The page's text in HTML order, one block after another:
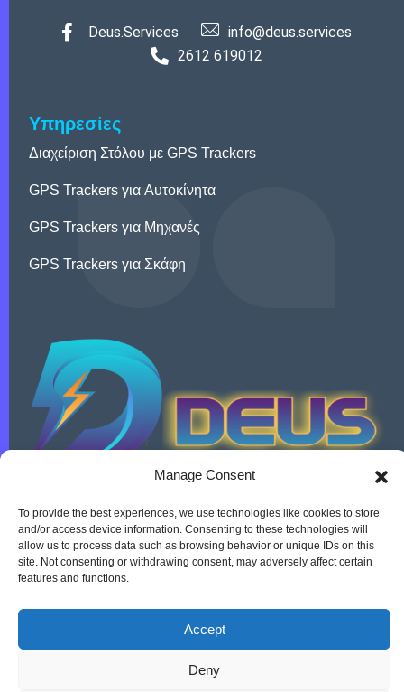
Manage Consent
To provide the best experiences, we use technologies like cookies to store
and/or access device information. Consenting to these technologies will
allow us to process data such as browsing behavior or unique IDs on this
site. Not consenting or withdrawing consent, may adversely affect certain
features and functions.
Accept
Deny
Deus.Services
info@deus.services
2612 619012
Υπηρεσίες
Διαχείριση Στόλου με GPS Trackers
GPS Trackers για Aυτοκίνητα
GPS Trackers για Mηχανές
GPS Trackers για Σκάφη
Πολιτική Απορρήτου
Copyright 2015-2022 Deus Services